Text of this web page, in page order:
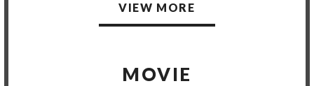
VIEW MORE
MOVIE